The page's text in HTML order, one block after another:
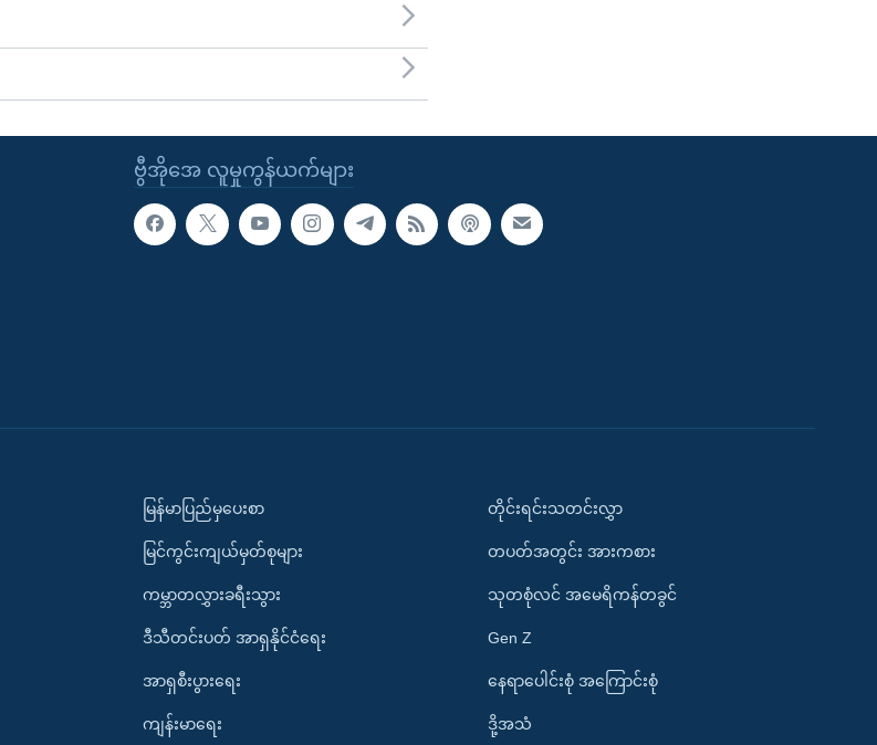
ဗွီအိုအေ လူမှုကွန်ယက်များ
မြန်မာပြည်မှပေးစာ
မြင်ကွင်းကျယ်မှတ်စုများ
ကမ္ဘာတလွှားခရီးသွား
ဒီသီတင်းပတ် အာရှနိုင်ငံရေး
အာရှစီးပွားရေး
ကျန်းမာရေး
တိုင်းရင်းသတင်းလွှာ
တပတ်အတွင်း အားကစား
သုတစုံလင် အမေရိကန်တခွင်
Gen Z
နေရာပေါင်းစုံ အကြောင်းစုံ
ဒို့အသံ